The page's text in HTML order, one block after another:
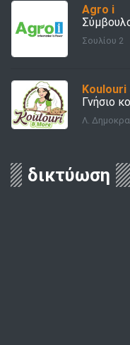
Agro i
Σουλίου 2
Koulouri
Γνήσιο
Λ.
δικτύωση